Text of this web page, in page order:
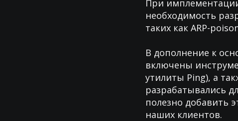
При
необходимость
таких как ARP-
В дополнение к
включены
утилиты Ping), а
разрабатывались
полезно добавить
наших клиентов.